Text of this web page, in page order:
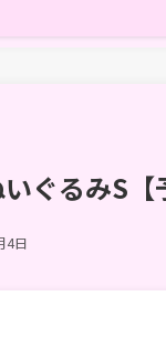
ぐるみS【
4日